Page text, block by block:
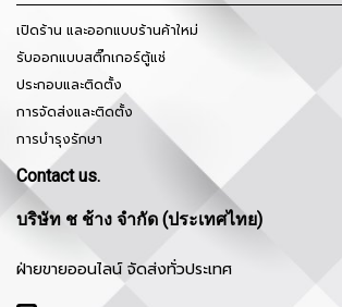
เปิดร้าน และออกแบบร้านค้าใหม่
รับออกแบบสติ๊กเกอร์ตู้แช่
ประกอบและติดตั้ง
การจัดส่งและติดตั้ง
การบำรุงรักษา
Contact us.
บริษัท ช ช้าง จำกัด (ประเทศไทย)
ฝ่ายขายออนไลน์ จัดส่งทั่วประเทศ